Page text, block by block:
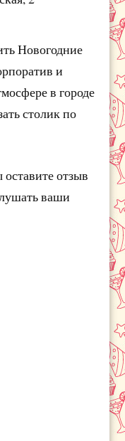
Новогодние
и
в городе
столик по
отзыв
ваши